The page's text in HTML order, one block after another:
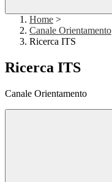
Home >
Canale Orientamento
Ricerca ITS
Ricerca ITS
Canale Orientamento